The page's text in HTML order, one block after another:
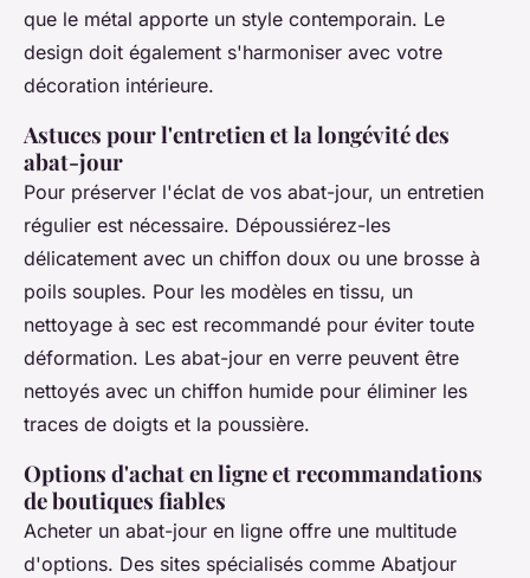
que le métal apporte un style contemporain. Le
design doit également s'harmoniser avec votre
décoration intérieure.
Astuces pour l'entretien et la longévité des
abat-jour
Pour préserver l'éclat de vos abat-jour, un entretien
régulier est nécessaire. Dépoussiérez-les
délicatement avec un chiffon doux ou une brosse à
poils souples. Pour les modèles en tissu, un
nettoyage à sec est recommandé pour éviter toute
déformation. Les abat-jour en verre peuvent être
nettoyés avec un chiffon humide pour éliminer les
traces de doigts et la poussière.
Options d'achat en ligne et recommandations
de boutiques fiables
Acheter un abat-jour en ligne offre une multitude
d'options. Des sites spécialisés comme Abatjour